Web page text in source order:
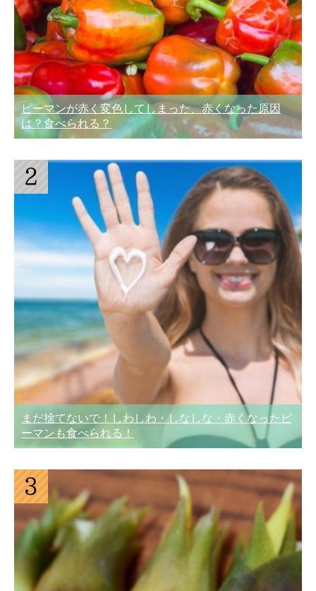
ピーマンが赤く変色してしまった、赤くなった原因
は？食べられる？
まだ捨てないで！しわしわ・しなしな・赤くなったピ
ーマンも食べられる！